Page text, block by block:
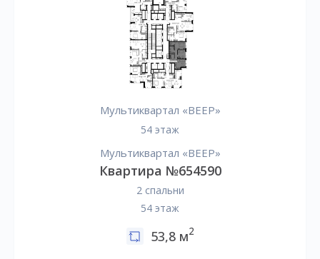
Мультиквартал «ВЕЕР»
54 этаж
Мультиквартал «ВЕЕР»
Квартира №654590
2 спальни
54 этаж
53,8 м2